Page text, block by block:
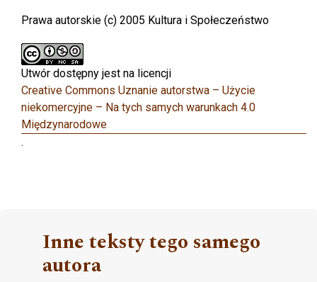
Prawa autorskie (c) 2005 Kultura i Społeczeństwo
Utwór dostępny jest na licencji
Creative Commons Uznanie autorstwa – Użycie
niekomercyjne – Na tych samych warunkach 4.0
Międzynarodowe
.
Inne teksty tego samego
autora